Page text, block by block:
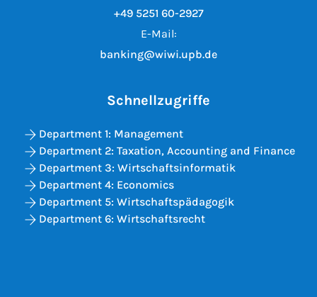
+49 5251 60-2927
E-Mail:
banking@wiwi.upb.de
Schnellzugriffe
Department 1: Management
Department 2: Taxation, Accounting and Finance
Department 3: Wirtschaftsinformatik
Department 4: Economics
Department 5: Wirtschaftspädagogik
Department 6: Wirtschaftsrecht